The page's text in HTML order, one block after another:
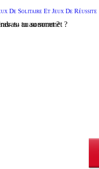
De Solitaire Et Jeux De Réussite
tu au sommet ?